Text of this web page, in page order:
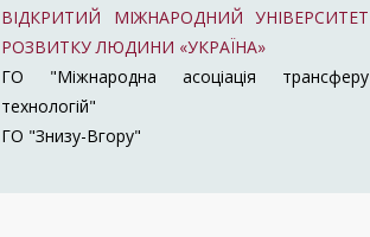
ВІДКРИТИЙ МІЖНАРОДНИЙ УНІВЕРСИТЕТ
РОЗВИТКУ ЛЮДИНИ «УКРАЇНА»
ГО "Міжнародна асоціація трансферу
технологій"
ГО "Знизу-Вгору"